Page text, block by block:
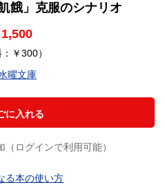
餓」克服のシナリオ
1,500
：￥300）
曜文庫
に入れる
ログインで利用可能）
る本の使い方